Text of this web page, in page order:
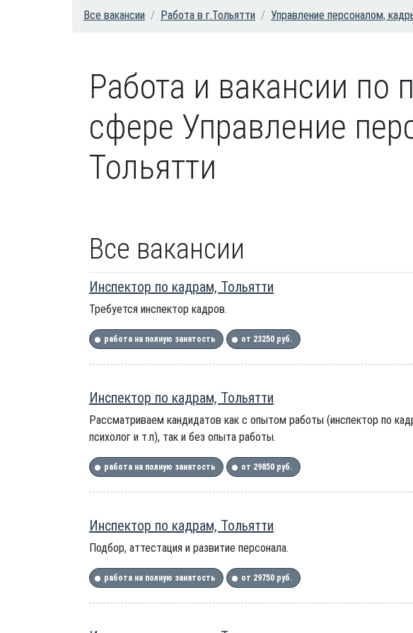
Все вакансии Работа в г.Тольятти Управление персоналом,
Работа и вакансии по
сфере Управление
Тольятти
Все вакансии
Инспектор по кадрам, Тольятти
Требуется инспектор кадров.
работа на полную занятость от 23250 руб.
Инспектор по кадрам, Тольятти
Рассматриваем кандидатов как с опытом работы (инспектор по
психолог и т.п), так и без опыта работы.
работа на полную занятость от 29850 руб.
Инспектор по кадрам, Тольятти
Подбор, аттестация и развитие персонала.
работа на полную занятость от 29750 руб.